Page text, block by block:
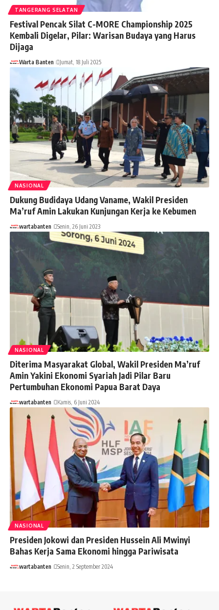
TANGERANG SELATAN
Festival Pencak Silat C-MORE Championship 2025
Kembali Digelar, Pilar: Warisan Budaya yang Harus
Dijaga
Warta Banten Jumat, 18 Juli 2025
NASIONAL
Dukung Budidaya Udang Vaname, Wakil Presiden
Ma’ruf Amin Lakukan Kunjungan Kerja ke Kebumen
wartabanten Senin, 26 Juni 2023
NASIONAL
Diterima Masyarakat Global, Wakil Presiden Ma’ruf
Amin Yakini Ekonomi Syariah Jadi Pilar Baru
Pertumbuhan Ekonomi Papua Barat Daya
wartabanten Kamis, 6 Juni 2024
NASIONAL
Presiden Jokowi dan Presiden Hussein Ali Mwinyi
Bahas Kerja Sama Ekonomi hingga Pariwisata
wartabanten Senin, 2 September 2024